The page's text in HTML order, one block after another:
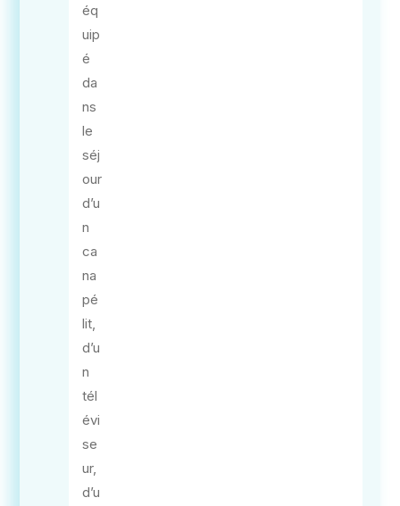
éq
uip
é
da
ns
le
séj
our
d’u
n
ca
na
pé
lit,
d’u
n
tél
évi
se
ur,
d’u